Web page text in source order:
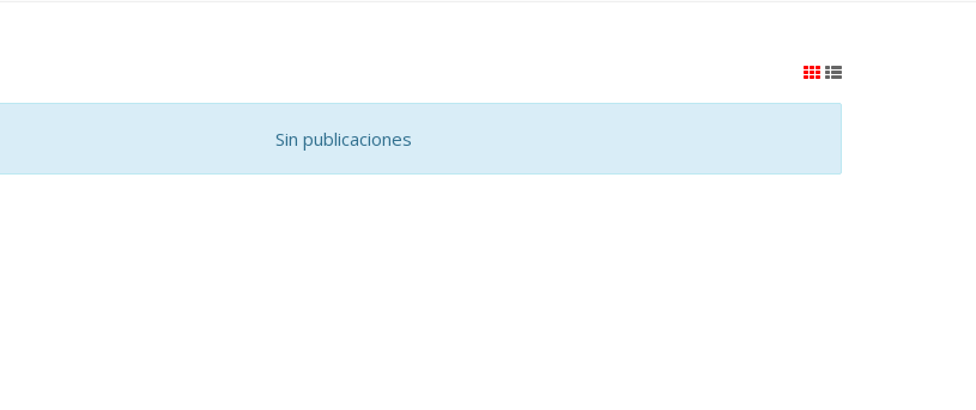
Sin publicaciones